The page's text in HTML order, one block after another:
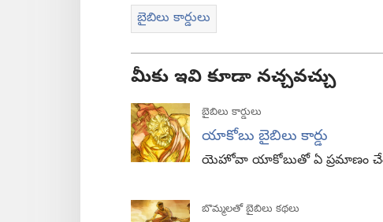
బైబిలు కార్డులు
మీకు ఇవి కూడా నచ్చవచ్చు
బైబిలు కార్డులు
యాకోబు బైబిలు కార్డు
యెహోవా యాకోబుతో ఏ ప్రమాణం
బొమ్మలతో బైబిలు కథలు